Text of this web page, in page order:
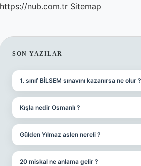
https://nub.com.tr Sitemap
SIDEBAR
SON YAZILAR
1. sınıf BİLSEM sınavını kazanırsa ne olur ?
Kışla nedir Osmanlı ?
Gülden Yılmaz aslen nereli ?
20 miskal ne anlama gelir ?